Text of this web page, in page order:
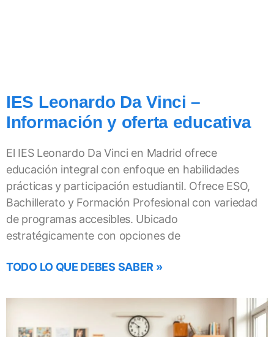
IES Leonardo Da Vinci –
Información y oferta educativa
El IES Leonardo Da Vinci en Madrid ofrece
educación integral con enfoque en habilidades
prácticas y participación estudiantil. Ofrece ESO,
Bachillerato y Formación Profesional con variedad
de programas accesibles. Ubicado
estratégicamente con opciones de
TODO LO QUE DEBES SABER »